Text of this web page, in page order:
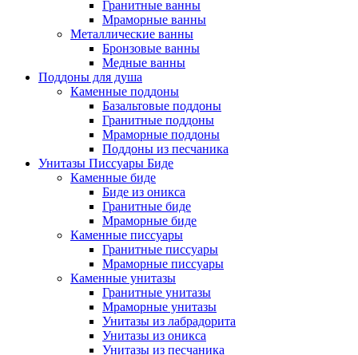
Гранитные ванны
Мраморные ванны
Металлические ванны
Бронзовые ванны
Медные ванны
Поддоны для душа
Каменные поддоны
Базальтовые поддоны
Гранитные поддоны
Мраморные поддоны
Поддоны из песчаника
Унитазы Писсуары Биде
Каменные биде
Биде из оникса
Гранитные биде
Мраморные биде
Каменные писсуары
Гранитные писсуары
Мраморные писсуары
Каменные унитазы
Гранитные унитазы
Мраморные унитазы
Унитазы из лабрадорита
Унитазы из оникса
Унитазы из песчаника